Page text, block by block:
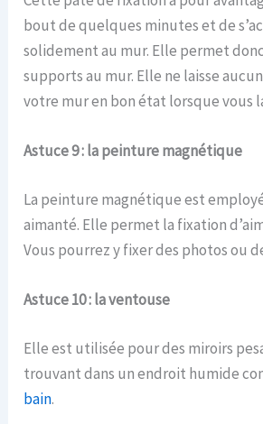
bout de quelques minutes et de
solidement au mur. Elle permet
supports au mur. Elle ne laisse
votre mur en bon état lorsque vous
Astuce 9 : la peinture magnétique
La peinture magnétique est
aimanté. Elle permet la fixation
Vous pourrez y fixer des photos ou
Astuce 10 : la ventouse
Elle est utilisée pour des miroirs
trouvant dans un endroit humide
bain.